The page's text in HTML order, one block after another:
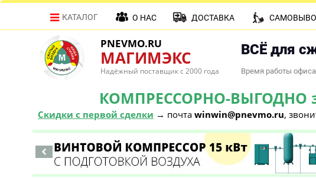
PNEVMO.RU
МАГИМЭКС
Надёжный поставщик с 2000 года
ВСЁ для
Время работы
КОМПРЕССОРНО-ВЫГОДНО
Скидки с первой сделки → почта winwin@pnevmo.ru,
КАТАЛОГ О НАС ДОСТАВКА